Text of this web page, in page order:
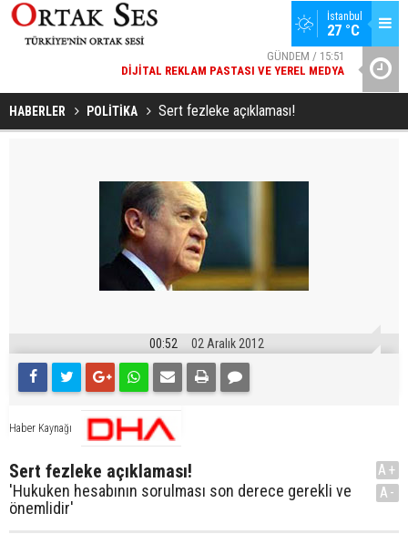
İstanbul
27 °C
GÜNDEM / 15:51
DIJITAL REKLAM PASTASI VE YEREL MEDYA
SPOR / 14:20
GENÇLERBIRLIĞI SPOR KULÜBÜNDEN AÇIKLAMA GELDI
HABERLER POLİTİKA Sert fezleke açıklaması!
00:52 02 Aralık 2012
Haber Kaynağı
Sert fezleke açıklaması!
'Hukuken hesabının sorulması son derece gerekli ve
önemlidir'
A+
A-